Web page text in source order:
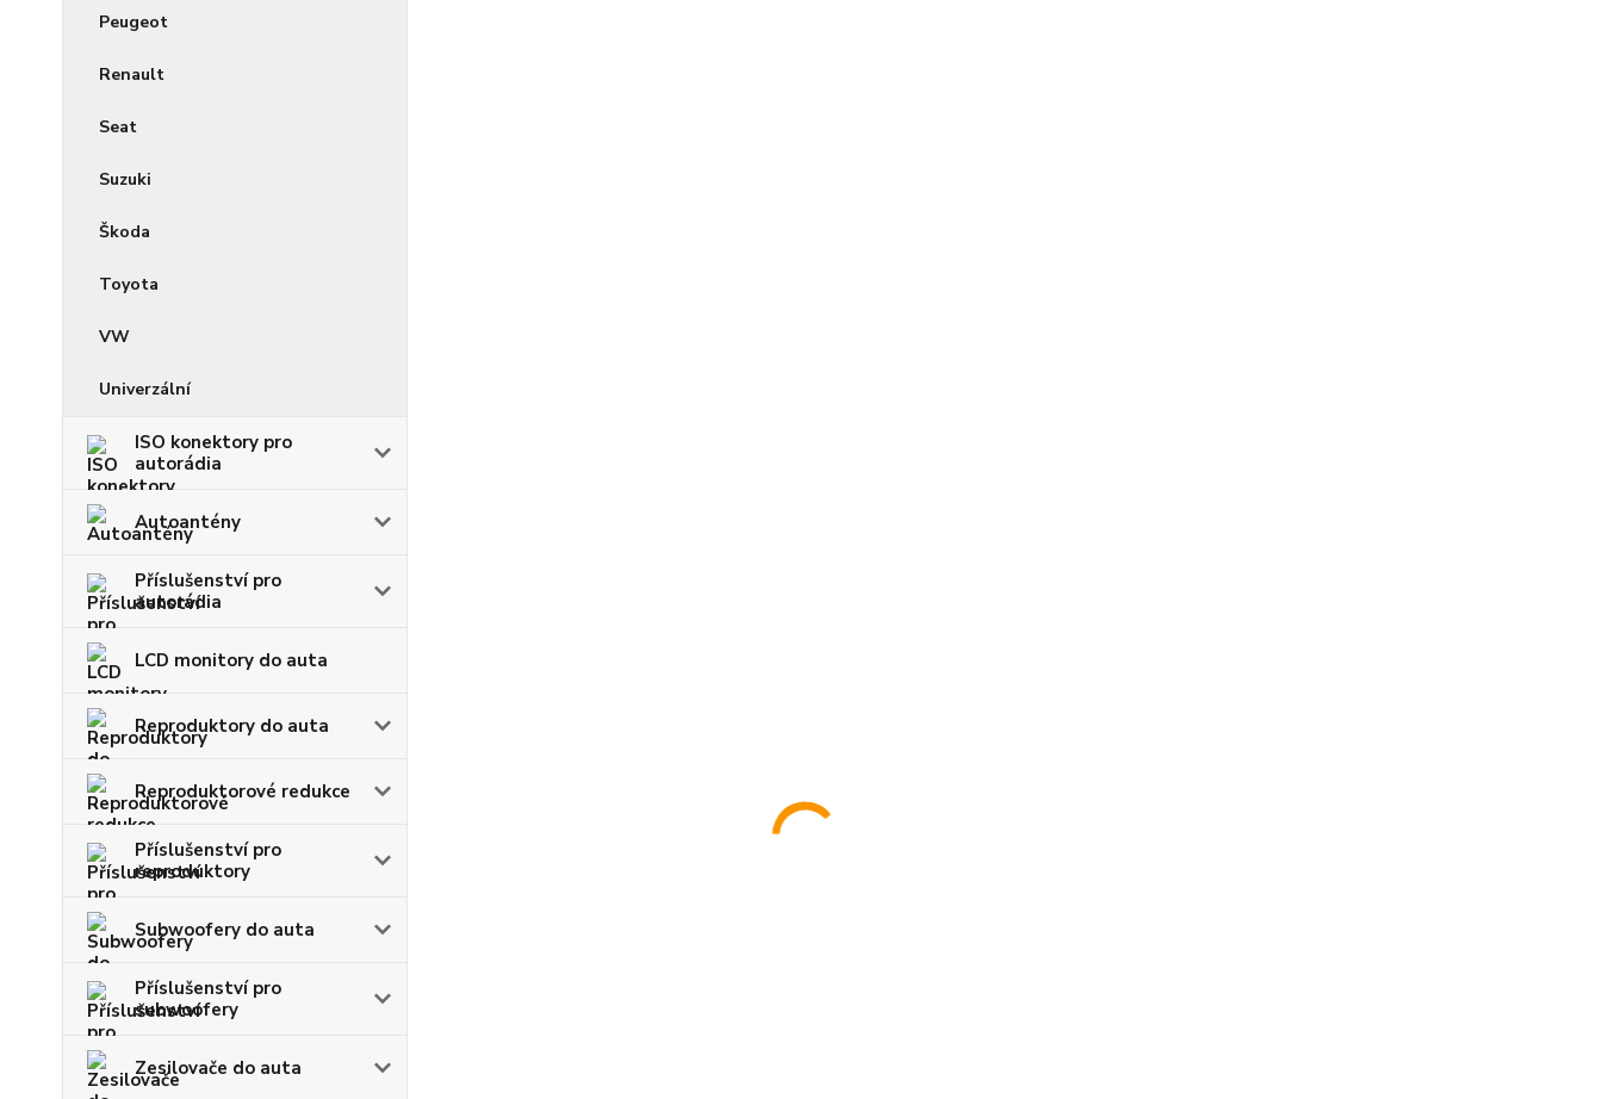
Peugeot
Renault
Seat
Suzuki
Škoda
Toyota
VW
Univerzální
ISO konektory pro
autorádia
Autoantény
Příslušenství pro
autorádia
LCD monitory do auta
Reproduktory do auta
Reproduktorové redukce
Příslušenství pro
reproduktory
Subwoofery do auta
Příslušenství pro
subwoofery
Zesilovače do auta